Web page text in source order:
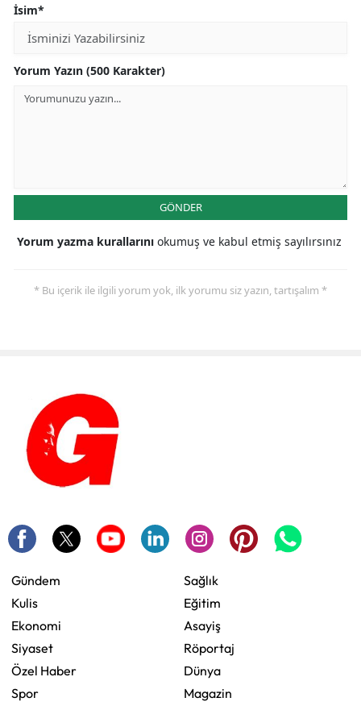
İsim*
Yorum Yazın (500 Karakter)
GÖNDER
Yorum yazma kurallarını okumuş ve kabul etmiş sayılırsınız
* Bu içerik ile ilgili yorum yok, ilk yorumu siz yazın, tartışalım *
Gündem
Kulis
Ekonomi
Siyaset
Özel Haber
Spor
Sağlık
Eğitim
Asayiş
Röportaj
Dünya
Magazin